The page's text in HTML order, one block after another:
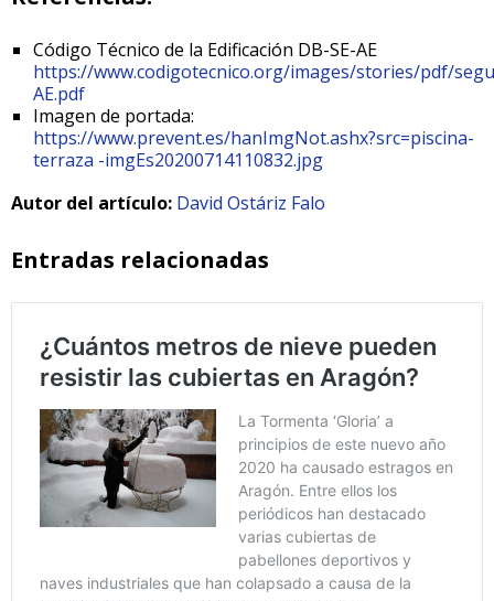
Código Técnico de la Edificación DB-SE-AE
https://www.codigotecnico.org/images/stories/pdf/
AE.pdf
Imagen de portada:
https://www.prevent.es/hanImgNot.ashx?src=piscina-
terraza -imgEs20200714110832.jpg
Autor del artículo: David Ostáriz Falo
Entradas relacionadas